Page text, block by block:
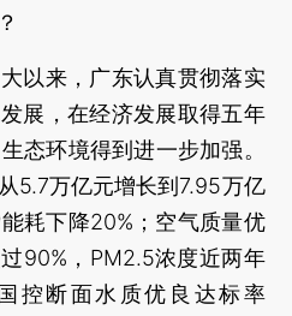
以来，广东认真贯彻落实
展，在经济发展取得五年
态环境得到进一步加强。
5.7万亿元增长到7.95万亿
耗下降20%；空气质量优
90%，PM2.5浓度近两年
控断面水质优良达标率